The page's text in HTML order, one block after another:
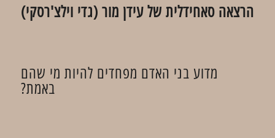
הרצאה סאחידלית של עידן מור (גדי וילצ'רסקי)
מדוע בני האדם מפחדים להיות מי שהם
באמת?